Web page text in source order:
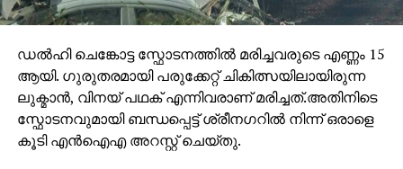
ഡൽഹി ചെങ്കോട്ട സ്ഫോടനത്തിൽ മരിച്ചവരുടെ എണ്ണം 15
ആയി. ഗുരുതരമായി പരുക്കേറ്റ് ചികിത്സയിലായിരുന്ന
ലുക്മാൻ, വിനയ് പഥക് എന്നിവരാണ് മരിച്ചത്.അതിനിടെ
സ്ഫോടനവുമായി ബന്ധപ്പെട്ട് ശ്രീനഗറിൽ നിന്ന് ഒരാളെ
കൂടി എൻഐഎ അറസ്റ്റ് ചെയ്തു.